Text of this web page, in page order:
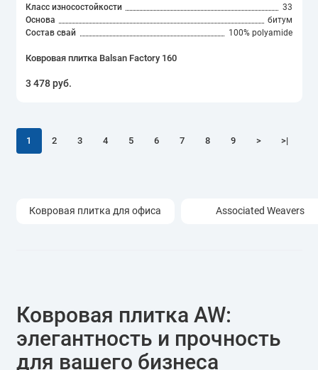
Класс износостойкости
33
Основа
битум
Состав свай
100% polyamide
Ковровая плитка Balsan Factory 160
3 478 руб.
1 2 3 4 5 6 7 8 9 > >|
Ковровая плитка для офиса Associated Weavers
Ковровая плитка AW:
элегантность и прочность
для вашего бизнеса